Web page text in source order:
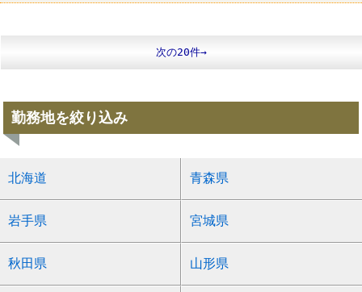
次の20件→
勤務地を絞り込み
北海道 青森県
岩手県 宮城県
秋田県 山形県